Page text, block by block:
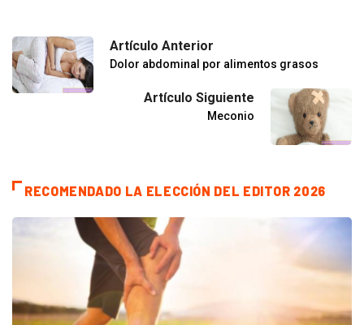
Artículo Anterior
Dolor abdominal por alimentos grasos
Artículo Siguiente
Meconio
RECOMENDADO LA ELECCIÓN DEL EDITOR 2026